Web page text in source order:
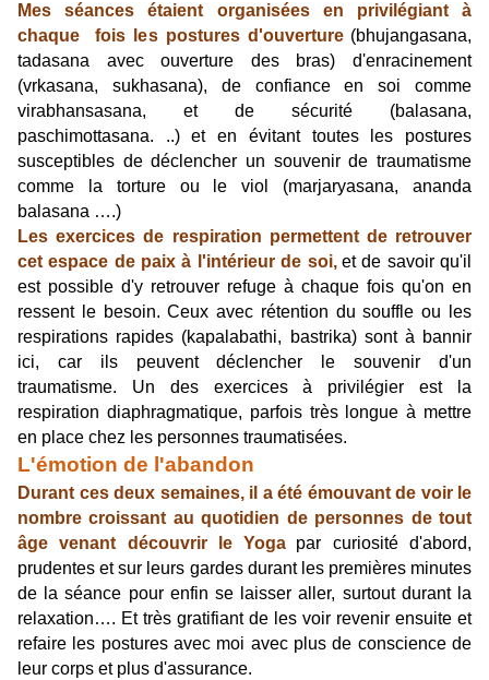
Mes séances étaient organisées en privilégiant à
chaque fois les postures d'ouverture (bhujangasana,
tadasana avec ouverture des bras) d'enracinement
(vrkasana, sukhasana), de confiance en soi comme
virabhansasana, et de sécurité (balasana,
paschimottasana. ..) et en évitant toutes les postures
susceptibles de déclencher un souvenir de traumatisme
comme la torture ou le viol (marjaryasana, ananda
balasana ….)
Les exercices de respiration permettent de retrouver
cet espace de paix à l'intérieur de soi, et de savoir qu'il
est possible d'y retrouver refuge à chaque fois qu'on en
ressent le besoin.Ceux avec rétention du souffle ou les
respirations rapides (kapalabathi, bastrika) sont à bannir
ici, car ils peuvent déclencher le souvenir d'un
traumatisme. Un des exercices à privilégier est la
respiration diaphragmatique, parfois très longue à mettre
en place chez les personnes traumatisées.
L'émotion de l'abandon
Durant ces deux semaines, il a été émouvant de voir le
nombre croissant au quotidien de personnes de tout
âge venant découvrir le Yoga par curiosité d'abord,
prudentes et sur leurs gardes durant les premières minutes
de la séance pour enfin se laisser aller, surtout durant la
relaxation…. Et très gratifiant de les voir revenir ensuite et
refaire les postures avec moi avec plus de conscience de
leur corps et plus d'assurance.